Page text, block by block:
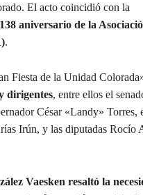
El acto coincidió con la
138 aniversario de la
.
Fiesta de la Unidad
dirigentes, entre ellos el
César «Landy» Torres,
Irún, y las diputadas Rocío
Vaesken resaltó la